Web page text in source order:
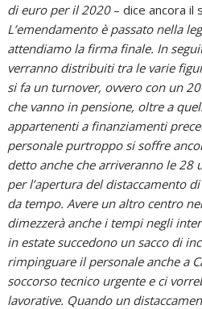
di euro per il 2020– dice ancora il
L’emendamento è passato nella
attendiamo la firma finale. In
verranno distribuiti tra le varie
si fa un turnover, ovvero con un
che vanno in pensione, oltre a
appartenenti a finanziamenti
personale purtroppo si soffre
detto anche che arriveranno le 28
per l’apertura del distaccamento
da tempo. Avere un altro centro
dimezzerà anche i tempi negli
in estate succedono un sacco di
rimpinguare il personale anche a
soccorso tecnico urgente e ci
lavorative. Quando un